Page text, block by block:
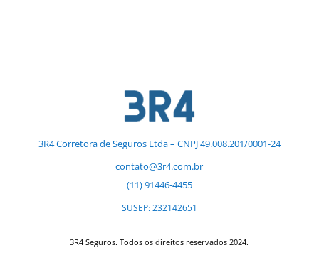
3R4 Corretora de Seguros Ltda – CNPJ 49.008.201/0001-24
contato@3r4.com.br
(11) 91446-4455
SUSEP: 232142651
3R4 Seguros. Todos os direitos reservados 2024.